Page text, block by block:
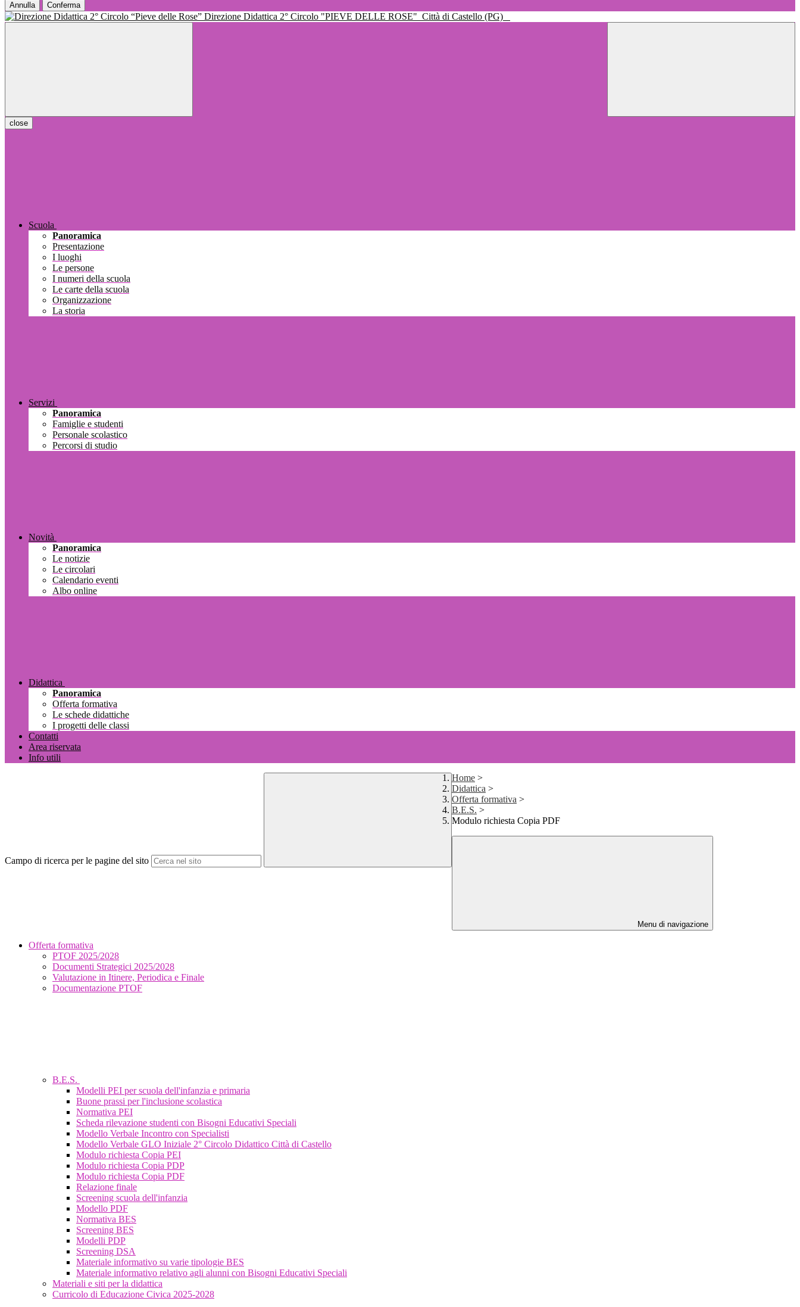
Annulla Conferma
Direzione Didattica 2° Circolo "PIEVE DELLE ROSE" Città di Castello (PG)
close
Scuola
Panoramica
Presentazione
I luoghi
Le persone
I numeri della scuola
Le carte della scuola
Organizzazione
La storia
Servizi
Panoramica
Famiglie e studenti
Personale scolastico
Percorsi di studio
Novità
Panoramica
Le notizie
Le circolari
Calendario eventi
Albo online
Didattica
Panoramica
Offerta formativa
Le schede didattiche
I progetti delle classi
Contatti
Area riservata
Info utili
Campo di ricerca per le pagine del sito
Home >
Didattica >
Offerta formativa >
B.E.S. >
Modulo richiesta Copia PDF
Menu di navigazione
Offerta formativa
PTOF 2025/2028
Documenti Strategici 2025/2028
Valutazione in Itinere, Periodica e Finale
Documentazione PTOF
B.E.S.
Modelli PEI per scuola dell'infanzia e primaria
Buone prassi per l'inclusione scolastica
Normativa PEI
Scheda rilevazione studenti con Bisogni Educativi Speciali
Modello Verbale Incontro con Specialisti
Modello Verbale GLO Iniziale 2° Circolo Didattico Città di Castello
Modulo richiesta Copia PEI
Modulo richiesta Copia PDP
Modulo richiesta Copia PDF
Relazione finale
Screening scuola dell'infanzia
Modello PDF
Normativa BES
Screening BES
Modelli PDP
Screening DSA
Materiale informativo su varie tipologie BES
Materiale informativo relativo agli alunni con Bisogni Educativi Speciali
Materiali e siti per la didattica
Curricolo di Educazione Civica 2025-2028